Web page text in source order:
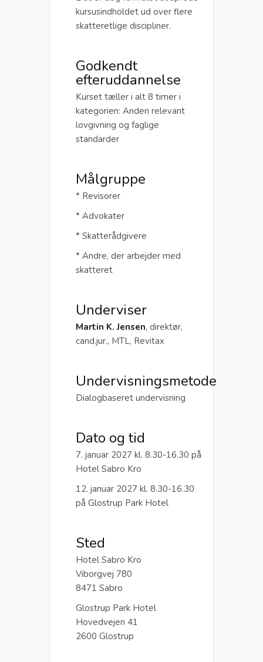
kursusindholdet ud over flere
skatteretlige discipliner.
Godkendt
efteruddannelse
Kurset tæller i alt 8 timer i
kategorien: Anden relevant
lovgivning og faglige
standarder
Målgruppe
* Revisorer
* Advokater
* Skatterådgivere
* Andre, der arbejder med
skatteret
Underviser
Martin K. Jensen, direktør,
cand.jur., MTL, Revitax
Undervisningsmetode
Dialogbaseret undervisning
Dato og tid
7. januar 2027 kl. 8.30-16.30 på
Hotel Sabro Kro
12. januar 2027 kl. 8.30-16.30
på Glostrup Park Hotel
Sted
Hotel Sabro Kro
Viborgvej 780
8471 Sabro
Glostrup Park Hotel
Hovedvejen 41
2600 Glostrup